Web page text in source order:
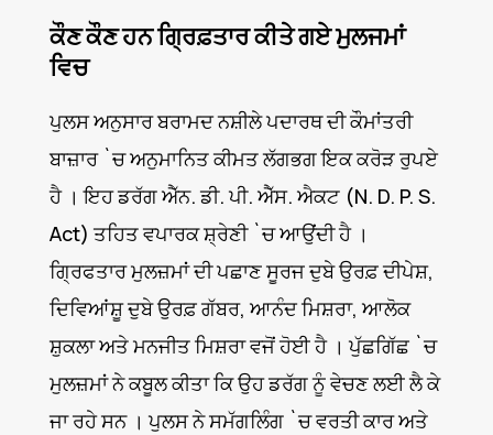
ਕੌਣ ਕੌਣ ਹਨ ਗ੍ਰਿਫ਼ਤਾਰ ਕੀਤੇ ਗਏ ਮੁਲਜਮਾਂ
ਵਿਚ
ਪੁਲਸ ਅਨੁਸਾਰ ਬਰਾਮਦ ਨਸ਼ੀਲੇ ਪਦਾਰਥ ਦੀ ਕੌਮਾਂਤਰੀ
ਬਾਜ਼ਾਰ `ਚ ਅਨੁਮਾਨਿਤ ਕੀਮਤ ਲੱਗਭਗ ਇਕ ਕਰੋੜ ਰੁਪਏ
ਹੈ । ਇਹ ਡਰੱਗ ਐੱਨ. ਡੀ. ਪੀ. ਐੱਸ. ਐਕਟ (N. D. P. S.
Act) ਤਹਿਤ ਵਪਾਰਕ ਸ਼੍ਰੇਣੀ `ਚ ਆਉਂਦੀ ਹੈ ।
ਗ੍ਰਿਫਤਾਰ ਮੁਲਜ਼ਮਾਂ ਦੀ ਪਛਾਣ ਸੂਰਜ ਦੁਬੇ ਉਰਫ਼ ਦੀਪੇਸ਼,
ਦਿਵਿਆਂਸ਼ੂ ਦੁਬੇ ਉਰਫ਼ ਗੱਬਰ, ਆਨੰਦ ਮਿਸ਼ਰਾ, ਆਲੋਕ
ਸ਼ੁਕਲਾ ਅਤੇ ਮਨਜੀਤ ਮਿਸ਼ਰਾ ਵਜੋਂ ਹੋਈ ਹੈ । ਪੁੱਛਗਿੱਛ `ਚ
ਮੁਲਜ਼ਮਾਂ ਨੇ ਕਬੂਲ ਕੀਤਾ ਕਿ ਉਹ ਡਰੱਗ ਨੂੰ ਵੇਚਣ ਲਈ ਲੈ ਕੇ
ਜਾ ਰਹੇ ਸਨ । ਪੁਲਸ ਨੇ ਸਮੱਗਲਿੰਗ `ਚ ਵਰਤੀ ਕਾਰ ਅਤੇ